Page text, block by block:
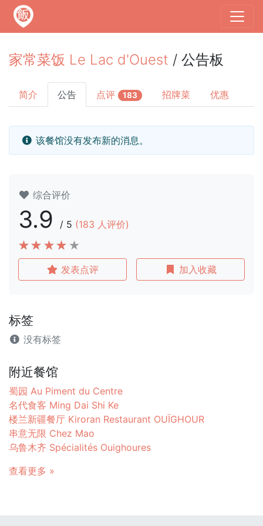
家常菜饭 Le Lac d'Ouest / 公告板
简介 公告 点评 183 招牌菜 优惠
该餐馆没有发布新的消息。
综合评价
3.9 / 5 (183 人评价)
发表点评 加入收藏
标签
没有标签
附近餐馆
蜀园 Au Piment du Centre
名代食客 Ming Dai Shi Ke
楼兰新疆餐厅 Kiroran Restaurant OUÏGHOUR
串意无限 Chez Mao
乌鲁木齐 Spécialités Ouighoures
查看更多 »